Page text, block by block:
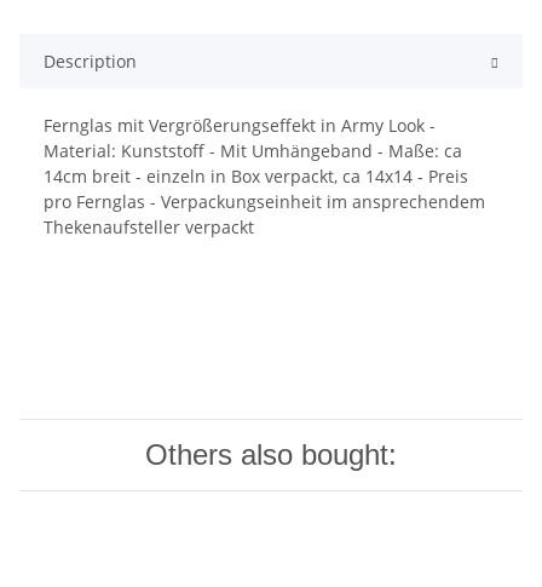
Description
Fernglas mit Vergrößerungseffekt in Army Look -
Material: Kunststoff - Mit Umhängeband - Maße: ca
14cm breit - einzeln in Box verpackt, ca 14x14 - Preis
pro Fernglas - Verpackungseinheit im ansprechendem
Thekenaufsteller verpackt
Others also bought: